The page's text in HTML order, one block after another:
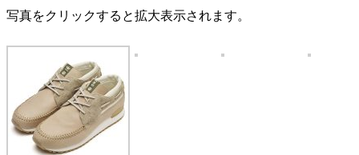
写真をクリックすると拡大表示されます。